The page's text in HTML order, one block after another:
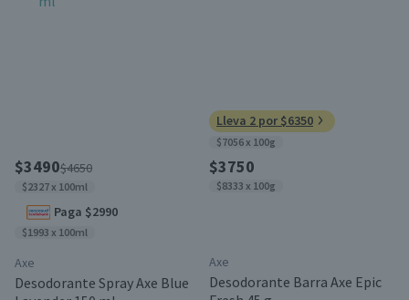
$3490$4650
$2327 x 100ml
Paga $2990
$1993 x 100ml
Axe
Desodorante Spray Axe Blue
Lleva 2 por $6350
$7056 x 100g
$3750
$8333 x 100g
Axe
Desodorante Barra Axe Epic